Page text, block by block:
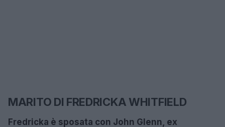
MARITO DI FREDRICKA WHITFIELD
Fredricka è sposata con John Glenn, ex